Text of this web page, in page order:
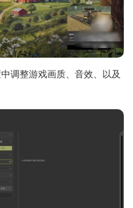
调整游戏画质、音效、以及